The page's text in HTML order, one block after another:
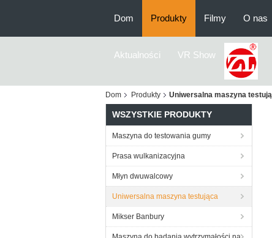
Dom Produkty Filmy O nas
Aktualności VR Show
Dom Produkty Uniwersalna maszyna
WSZYSTKIE PRODUKTY
Maszyna do testowania gumy
Prasa wulkanizacyjna
Młyn dwuwalcowy
Uniwersalna maszyna testująca
Mikser Banbury